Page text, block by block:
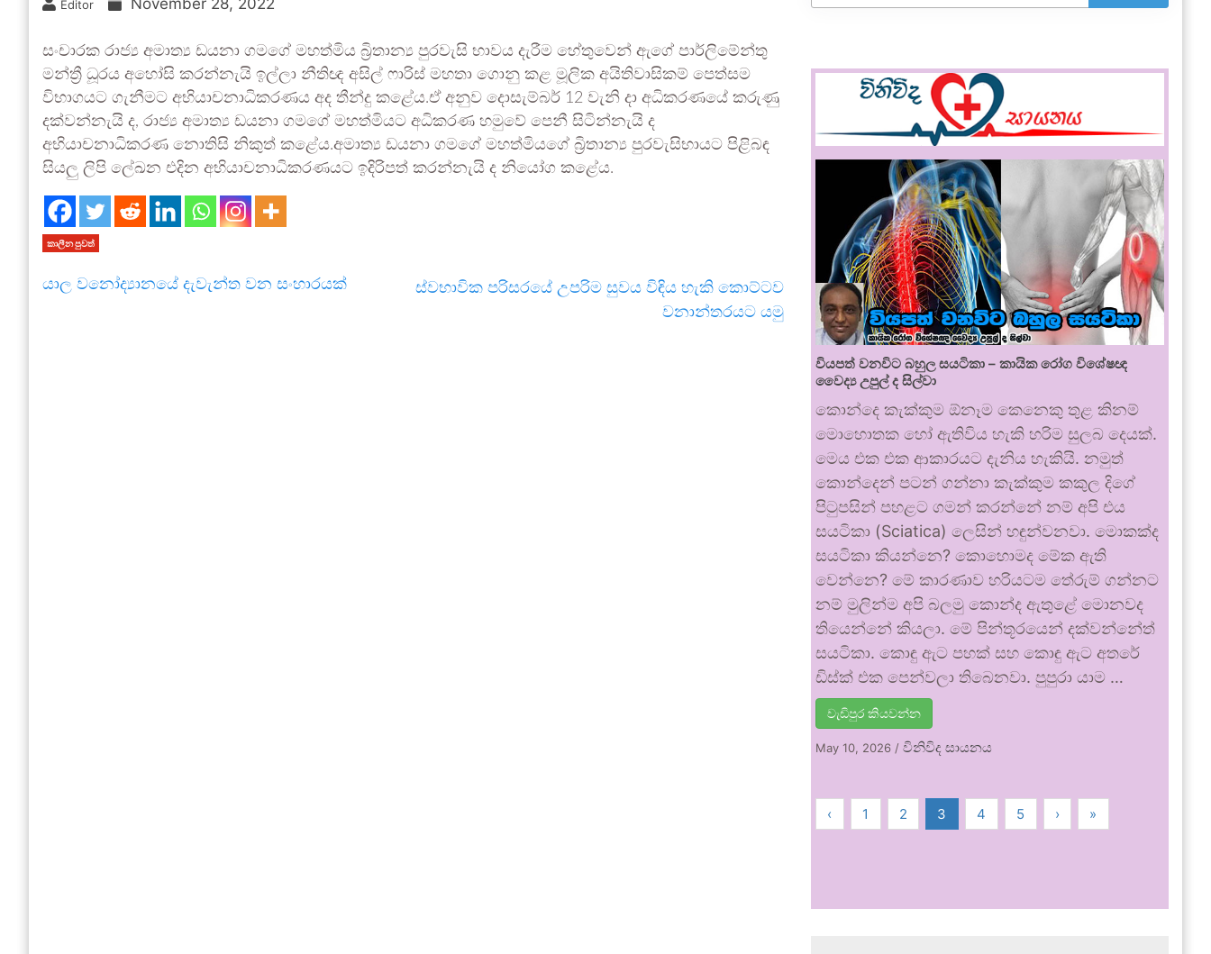
Editor November 28, 2022
සංචාරක රාජ්‍ය අමාත්‍ය ඩයනා ගමගේ මහත්මිය බ්‍රිතාන්‍ය පුරවැසි භාවය දැරීම හේතුවෙන් ඇගේ පාර්ලිමේන්තු
මන්ත්‍රී ධූරය අහෝසි කරන්නැයි ඉල්ලා නීතිඥ අසිල් ෆාරිස් මහතා ගොනු කළ මූලික අයිතිවාසිකම් පෙත්සම
විභාගයට ගැනීමට අභියාචනාධිකරණය අද තීන්දු කළේය.ඒ අනුව දොසැම්බර් 12 වැනි දා අධිකරණයේ කරුණු
දක්වන්නැයි ද, රාජ්‍ය අමාත්‍ය ඩයනා ගමගේ මහත්මියට අධිකරණ හමුවේ පෙනී සිටින්නැයි ද
අභියාචනාධිකරණ නොතිසි නිකුත් කළේය.අමාත්‍ය ඩයනා ගමගේ මහත්මියගේ බ්‍රිතාන්‍ය පුරවැසිභායට පිළිබඳ
සියලු ලිපි ලේඛන එදින අභියාචනාධිකරණයට ඉදිරිපත් කරන්නැයි ද නියෝග කළේය.
කාලීන පුවත්
යාල වනෝද්‍යානයේ දැවැන්ත වන සංහාරයක්
ස්වභාවික පරිසරයේ උපරිම සුවය විඳිය හැකි කොට්ටව
වනාන්තරයට යමු
වියපත් වනවිට බහුල සයටිකා – කායික රෝග විශේෂඥ
වෛද්‍ය උපුල් ද සිල්වා
කොන්දෙ කැක්කුම ඕනෑම කෙනෙකු තුළ කිනම්
මොහොතක හෝ ඇතිවිය හැකි හරිම සුලබ දෙයක්.
මෙය එක එක ආකාරයට දැනිය හැකියි. නමුත්
කොන්දෙන් පටන් ගන්නා කැක්කුම කකුල දිගේ
පිටුපසින් පහළට ගමන් කරන්නේ නම් අපි එය
සයටිකා (Sciatica) ලෙසින් හඳුන්වනවා. මොකක්ද
සයටිකා කියන්නෙ? කොහොමද මේක ඇති
වෙන්නෙ? මේ කාරණාව හරියටම තේරුම් ගන්නට
නම් මුලින්ම අපි බලමු කොන්ද ඇතුළේ මොනවද
තියෙන්නේ කියලා. මේ පින්තූරයෙන් දක්වන්නේත්
සයටිකා. කොඳු ඇට පහක් සහ කොඳු ඇට අතරේ
ඩිස්ක් එක පෙන්වලා තිබෙනවා. පුපුරා යාම …
වැඩිපුර කියවන්න
May 10, 2026 /විනිවිද සායනය
‹ 1 2 3 4 5 › »